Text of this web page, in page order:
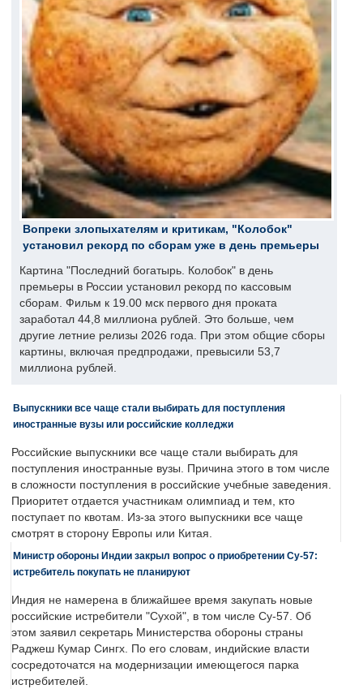
Вопреки злопыхателям и критикам, "Колобок"
установил рекорд по сборам уже в день премьеры
Картина "Последний богатырь. Колобок" в день
премьеры в России установил рекорд по кассовым
сборам. Фильм к 19.00 мск первого дня проката
заработал 44,8 миллиона рублей. Это больше, чем
другие летние релизы 2026 года. При этом общие сборы
картины, включая предпродажи, превысили 53,7
миллиона рублей.
Выпускники все чаще стали выбирать для поступления
иностранные вузы или российские колледжи
Российские выпускники все чаще стали выбирать для
поступления иностранные вузы. Причина этого в том числе
в сложности поступления в российские учебные заведения.
Приоритет отдается участникам олимпиад и тем, кто
поступает по квотам. Из-за этого выпускники все чаще
смотрят в сторону Европы или Китая.
Министр обороны Индии закрыл вопрос о приобретении Су-57:
истребитель покупать не планируют
Индия не намерена в ближайшее время закупать новые
российские истребители "Сухой", в том числе Су-57. Об
этом заявил секретарь Министерства обороны страны
Раджеш Кумар Сингх. По его словам, индийские власти
сосредоточатся на модернизации имеющегося парка
истребителей.